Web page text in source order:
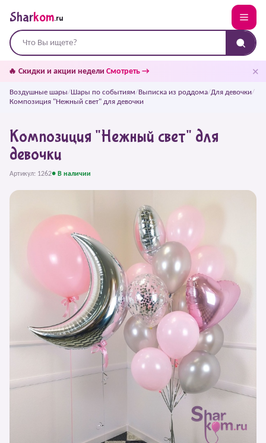
Sharkom.ru
🔥 Скидки и акции недели Смотреть → ✕
Воздушные шары/Шары по событиям/Выписка из роддома/Для девочки/
Композиция "Нежный свет" для девочки
Композиция "Нежный свет" для
девочки
Артикул: 1262● В наличии